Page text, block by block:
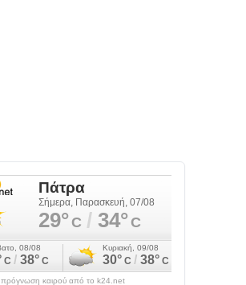
πρόγνωση καιρού από το k24.net